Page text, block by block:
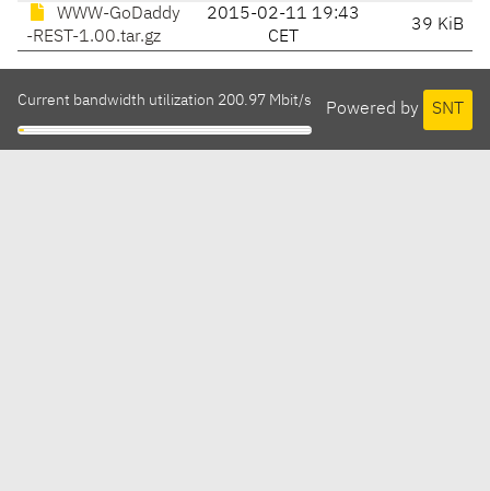
WWW-GoDaddy
-REST-1.00.tar.gz
2015-02-11 19:43
CET
39 KiB
Powered by SNT
Current bandwidth utilization 200.97 Mbit/s